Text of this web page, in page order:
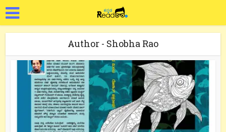
Author - Shobha Rao